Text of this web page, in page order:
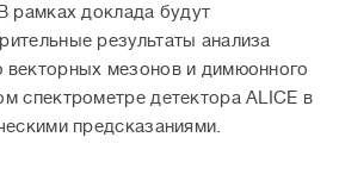
рамках доклада будут
результаты анализа
мезонов и димюонного
спектрометре детектора ALICE в
предсказаниями.